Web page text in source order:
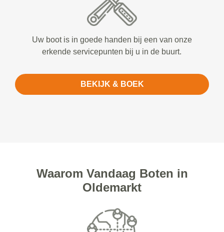
Uw boot is in goede handen bij een van onze
erkende servicepunten bij u in de buurt.
BEKIJK & BOEK
Waarom Vandaag Boten in
Oldemarkt